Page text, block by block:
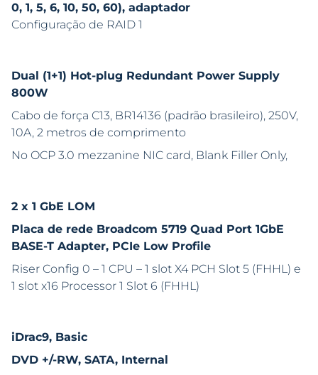
0, 1, 5, 6, 10, 50, 60), adaptador
Configuração de RAID 1
Dual (1+1) Hot-plug Redundant Power Supply
800W
Cabo de força C13, BR14136 (padrão brasileiro), 250V,
10A, 2 metros de comprimento
No OCP 3.0 mezzanine NIC card, Blank Filler Only,
2 x 1 GbE LOM
Placa de rede Broadcom 5719 Quad Port 1GbE
BASE-T Adapter, PCIe Low Profile
Riser Config 0 – 1 CPU – 1 slot X4 PCH Slot 5 (FHHL) e
1 slot x16 Processor 1 Slot 6 (FHHL)
iDrac9, Basic
DVD +/-RW, SATA, Internal